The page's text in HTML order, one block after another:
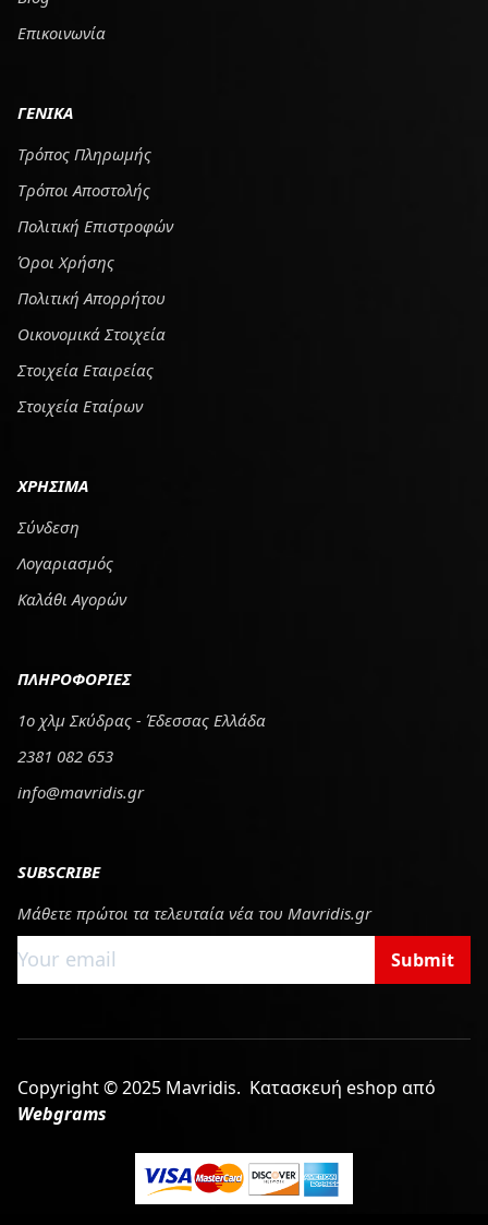
Επικοινωνία
ΓΕΝΙΚΑ
Τρόπος Πληρωμής
Tρόποι Αποστολής
Πολιτική Επιστροφών
Όροι Χρήσης
Πολιτική Απορρήτου
Οικονομικά Στοιχεία
Στοιχεία Εταιρείας
Στοιχεία Εταίρων
ΧΡΗΣΙΜΑ
Σύνδεση
Λογαριασμός
Καλάθι Αγορών
ΠΛΗΡΟΦΟΡΙΕΣ
1ο χλμ Σκύδρας - Έδεσσας Ελλάδα
2381 082 653
info@mavridis.gr
SUBSCRIBE
Μάθετε πρώτοι τα τελευταία νέα του Mavridis.gr
Submit
Copyright © 2025 Mavridis. Κατασκευή eshop από
Webgrams